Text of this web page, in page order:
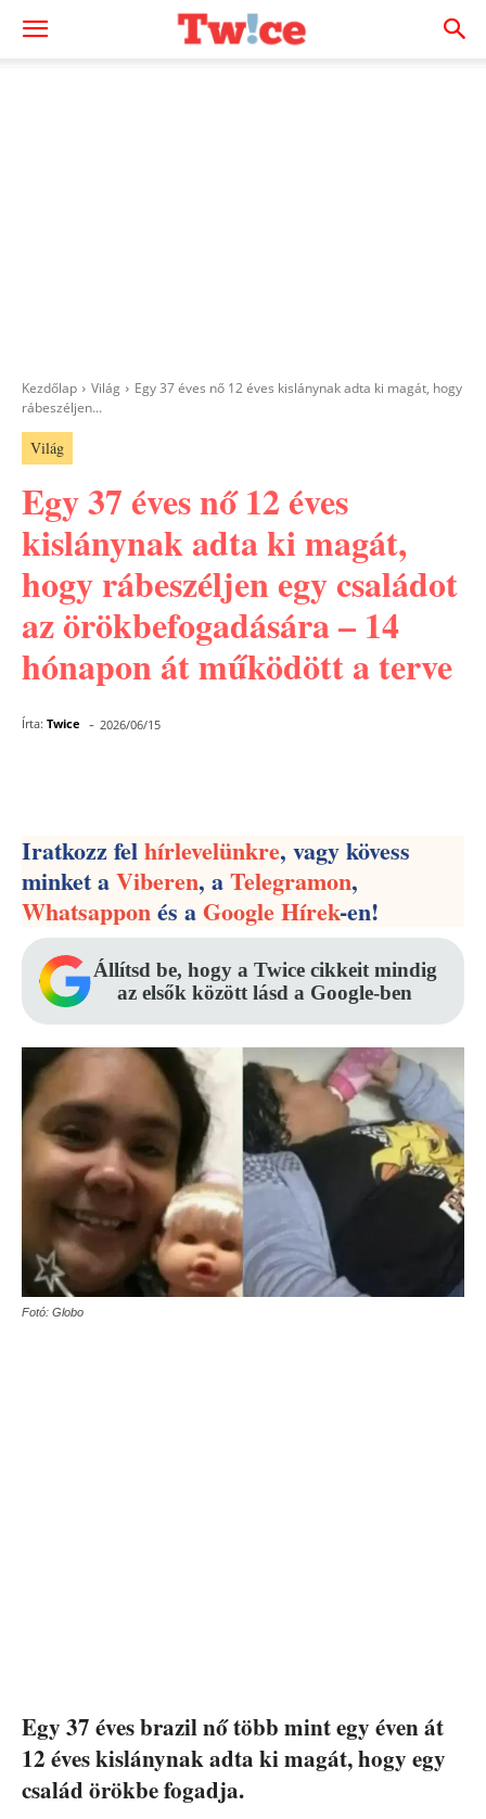
Kezdőlap Világ
Egy 37 éves nő 12 éves kislánynak adta ki magát, hogy
rábeszéljen...
Világ
Egy 37 éves nő 12 éves
kislánynak adta ki magát,
hogy rábeszéljen egy családot
az örökbefogadására – 14
hónapon át működött a terve
Írta: Twice - 2026/06/15
Iratkozz felhírlevelünkre, vagy kövess
minket aViberen, aTelegramon,
Whatsapponés aGoogle Hírek-en!
Állítsd be, hogy a Twice cikkeit mindig
az elsők között lásd a Google-ben
Fotó: Globo
Egy 37 éves brazil nő több mint egy éven át
12 éves kislánynak adta ki magát, hogy egy
család örökbe fogadja.